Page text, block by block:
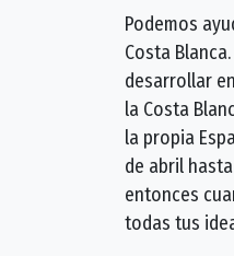
Podemos
Costa
desarrollar
la Costa
la propia
de abril
entonces
todas tus